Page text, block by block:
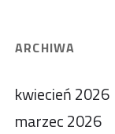
ARCHIWA
kwiecień 2026
marzec 2026